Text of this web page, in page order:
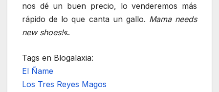
nos dé un buen precio, lo venderemos más
rápido de lo que canta un gallo. Mama needs
new shoes!«.
Tags en Blogalaxia:
El Ñame
Los Tres Reyes Magos